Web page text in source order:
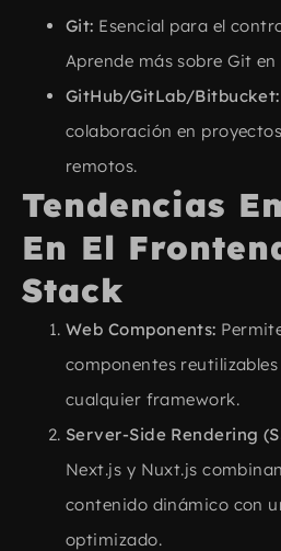
Git: Esencial para el
Aprende más sobreGit en
GitHub/GitLab/Bitbucket:
colaboración en
remotos.
Tendencias
En El
Stack​
Web Components:
componentes
cualquier framework.
Server-Side Rendering
Next.js y Nuxt.js
contenido dinámico con
optimizado.